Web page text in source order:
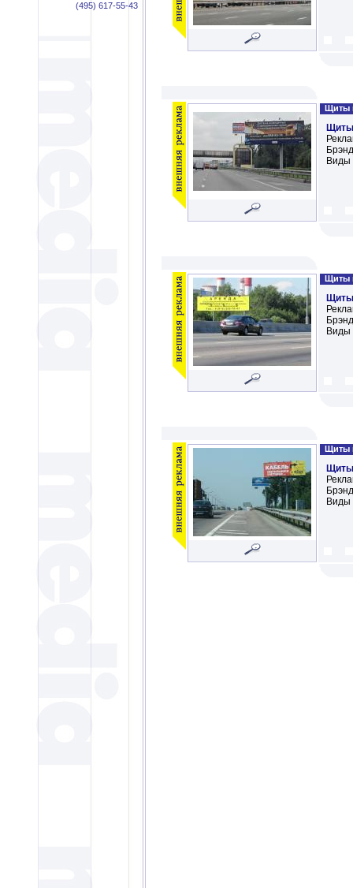
(495) 617-55-43
Щиты
Виды
Щиты
Виды
Щиты
Виды